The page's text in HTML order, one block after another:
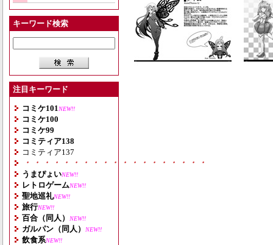
キーワード検索
注目キーワード
コミケ101 NEW!!
コミケ100
コミケ99
コミティア138
コミティア137
・・・・・・・・・・・・・・・・・・・
うまぴょいNEW!!
レトロゲームNEW!!
聖地巡礼NEW!!
旅行NEW!!
百合（同人） NEW!!
ガルパン（同人） NEW!!
飲食系NEW!!